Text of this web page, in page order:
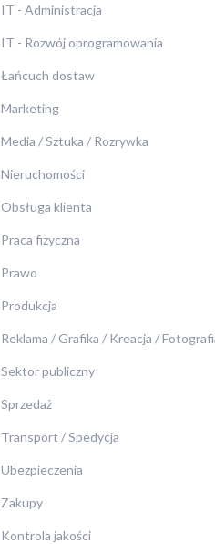
IT - Administracja
IT - Rozwój oprogramowania
Łańcuch dostaw
Marketing
Media / Sztuka / Rozrywka
Nieruchomości
Obsługa klienta
Praca fizyczna
Prawo
Produkcja
Reklama / Grafika / Kreacja /
Sektor publiczny
Sprzedaż
Transport / Spedycja
Ubezpieczenia
Zakupy
Kontrola jakości